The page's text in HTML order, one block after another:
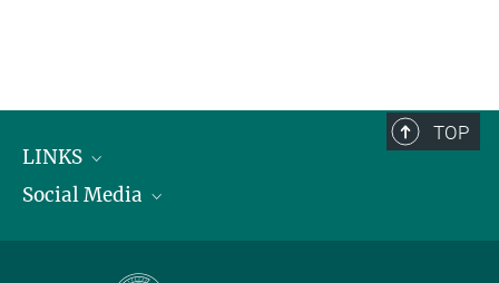
TOP
LINKS
Max-Planck-Institut für biologische Intelligenz
Social Media